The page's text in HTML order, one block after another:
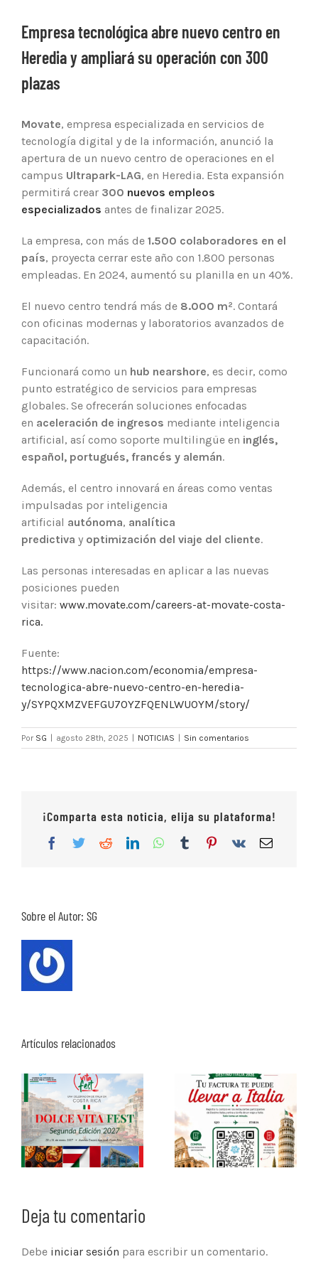
imagen
más
grande
Empresa tecnológica abre nuevo centro en
Heredia y ampliará su operación con 300
plazas
Movate, empresa especializada en servicios de
tecnología digital y de la información, anunció la
apertura de un nuevo centro de operaciones en el
campus Ultrapark-LAG, en Heredia. Esta expansión
permitirá crear 300 nuevos empleos
especializados antes de finalizar 2025.
La empresa, con más de 1.500 colaboradores en el
país, proyecta cerrar este año con 1.800 personas
empleadas. En 2024, aumentó su planilla en un 40%.
El nuevo centro tendrá más de 8.000 m². Contará
con oficinas modernas y laboratorios avanzados de
capacitación.
Funcionará como un hub nearshore, es decir, como
punto estratégico de servicios para empresas
globales. Se ofrecerán soluciones enfocadas
en aceleración de ingresos mediante inteligencia
artificial, así como soporte multilingüe en inglés,
español, portugués, francés y alemán.
Además, el centro innovará en áreas como ventas
impulsadas por inteligencia
artificial autónoma, analítica
predictiva y optimización del viaje del cliente.
Las personas interesadas en aplicar a las nuevas
posiciones pueden
visitar: www.movate.com/careers-at-movate-costa-
rica.
Fuente:
https://www.nacion.com/economia/empresa-
tecnologica-abre-nuevo-centro-en-heredia-
y/SYPQXMZVEFGU7OYZFQENLWUOYM/story/
Por SG agosto 28th, 2025 NOTICIAS Sin comentarios
¡Comparta esta noticia, elija su plataforma!
Facebook
TwitterRedditLinkedInWhatsApp
TumblrPinterest
Vk
Correo
Sobre el Autor: SG
Artículos relacionados
Deja tu comentario
Debe iniciar sesión para escribir un comentario.